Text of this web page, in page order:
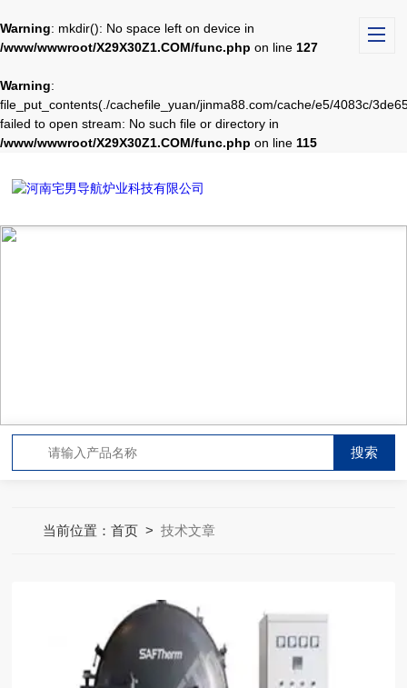
Warning: mkdir(): No space left on device in
/www/wwwroot/X29X30Z1.COM/func.php on line 127
Warning:
file_put_contents(./cachefile_yuan/jinma88.com/cache/e5/4083c/
failed to open stream: No such file or directory in
/www/wwwroot/X29X30Z1.COM/func.php on line 115
当前位置：首页 >技术文章